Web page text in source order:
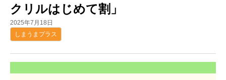
クリルはじめて割」
2025年7月18日
しまうまプラス